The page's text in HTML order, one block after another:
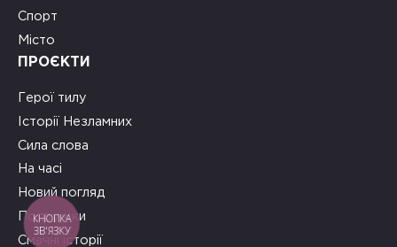
Спорт
Місто
ПРОЄКТИ
Герої тилу
Історії Незламних
Сила слова
На часі
Новий погляд
Подружки
Смачні історії
КНОПКА
ЗВ'ЯЗКУ